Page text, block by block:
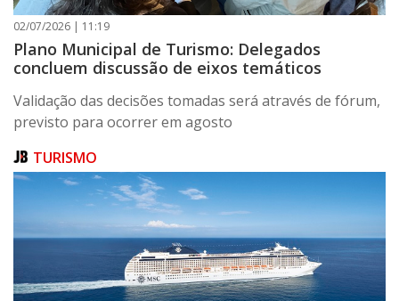
02/07/2026 | 11:19
Plano Municipal de Turismo: Delegados
concluem discussão de eixos temáticos
Validação das decisões tomadas será através de fórum,
previsto para ocorrer em agosto
TURISMO